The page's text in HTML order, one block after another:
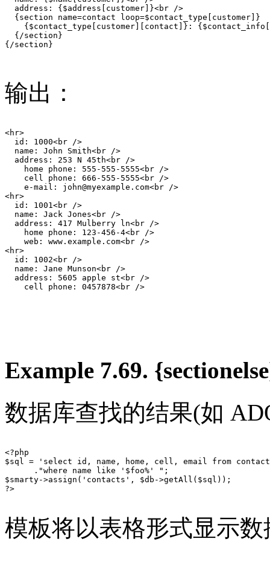
  address: {$address[customer]}<br />
  {section name=contact loop=$contact_type[customer]}
{$contact_type[customer][contact]}:
  {/section}
{/section}
输出：
<hr>
  id: 1000<br />
  name: John Smith<br />
  address: 253 N 45th<br />
    home phone: 555-555-5555<br />
    cell phone: 666-555-5555<br />
    e-mail: john@myexample.com<br />
<hr>
  id: 1001<br />
  name: Jack Jones<br />
  address: 417 Mulberry ln<br />
    home phone: 123-456-4<br />
    web: www.example.com<br />
<hr>
  id: 1002<br />
  name: Jane Munson<br />
  address: 5605 apple st<br />
    cell phone: 0457878<br />
Example 7.69.
数据库查找的结果(如
<?php
$sql = 'select id, name, home, cell, email from
      ."where name like '$foo%' ";
$smarty->assign('contacts', $db->getAll($sql));
?>
模板将以表格形式显示数